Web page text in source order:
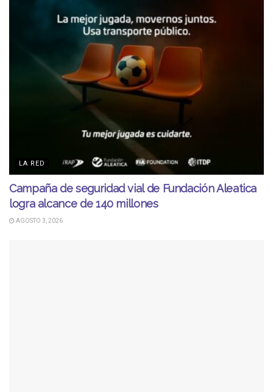
LA RED
Campaña de seguridad vial de Fundación Aleatica
logra alcance de 140 millones
AGOSTO 3, 2026